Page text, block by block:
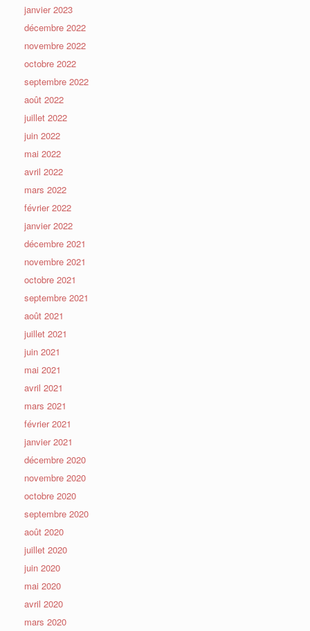
janvier 2023
décembre 2022
novembre 2022
octobre 2022
septembre 2022
août 2022
juillet 2022
juin 2022
mai 2022
avril 2022
mars 2022
février 2022
janvier 2022
décembre 2021
novembre 2021
octobre 2021
septembre 2021
août 2021
juillet 2021
juin 2021
mai 2021
avril 2021
mars 2021
février 2021
janvier 2021
décembre 2020
novembre 2020
octobre 2020
septembre 2020
août 2020
juillet 2020
juin 2020
mai 2020
avril 2020
mars 2020